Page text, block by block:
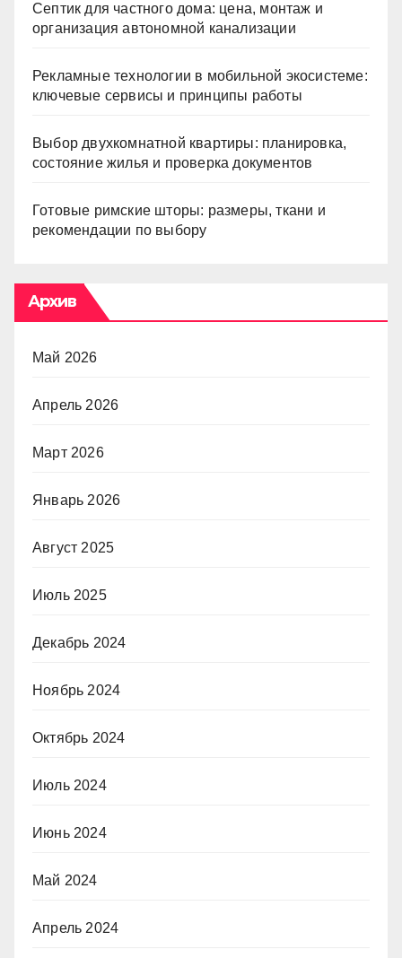
Септик для частного дома: цена, монтаж и
организация автономной канализации
Рекламные технологии в мобильной экосистеме:
ключевые сервисы и принципы работы
Выбор двухкомнатной квартиры: планировка,
состояние жилья и проверка документов
Готовые римские шторы: размеры, ткани и
рекомендации по выбору
Архив
Май 2026
Апрель 2026
Март 2026
Январь 2026
Август 2025
Июль 2025
Декабрь 2024
Ноябрь 2024
Октябрь 2024
Июль 2024
Июнь 2024
Май 2024
Апрель 2024